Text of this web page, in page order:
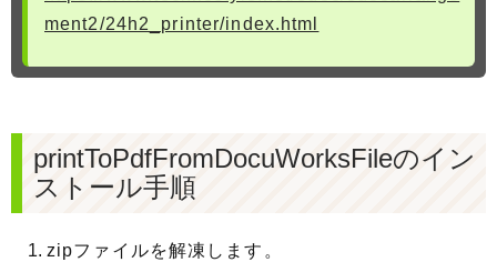
ment2/24h2_printer/index.html
printToPdfFromDocuWorksFileのイン
ストール手順
zipファイルを解凍します。